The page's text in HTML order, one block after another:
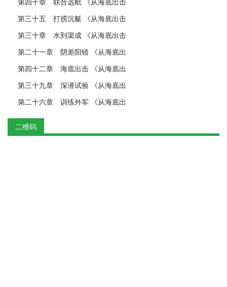
第三十五 打捞沉艇 《从海底出击
第三十章 水到渠成 《从海底出击
第二十一章 阴差阳错 《从海底出
第四十二章 海底出击 《从海底出
第三十九章 深潜试验 《从海底出
第二十六章 训练外军 《从海底出
二维码